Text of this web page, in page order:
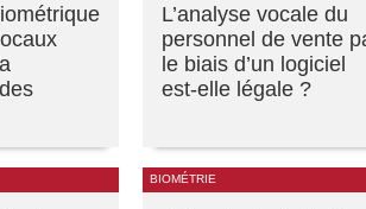
L’analyse vocale du
personnel de vente
le biais d’un logiciel
est-elle légale ?
BIOMÉTRIE